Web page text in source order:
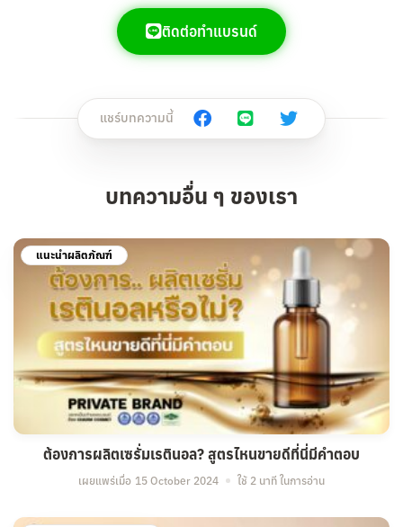
ติดต่อทำแบรนด์
แชร์บทความนี้
บทความอื่น ๆ ของเรา
แนะนำผลิตภัณฑ์
ต้องการผลิตเซรั่มเรตินอล? สูตรไหนขายดีที่นี่มีคำตอบ
เผยแพร่เมื่อ 15 October 2024 ใช้ 2 นาที ในการอ่าน